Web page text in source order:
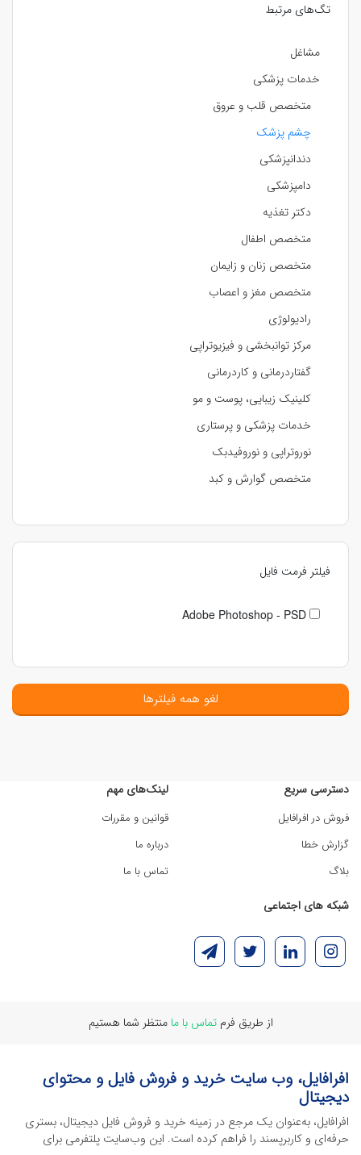
تگ‌های مرتبط
مشاغل
خدمات پزشکی
متخصص قلب و عروق
چشم پزشک
دندانپزشکی
دامپزشکی
دکتر تغذیه
متخصص اطفال
متخصص زنان و زایمان
متخصص مغز و اعصاب
رادیولوژی
مرکز توانبخشی و فیزیوتراپی
گفتاردرمانی و کاردرمانی
کلینیک زیبایی، پوست و مو
خدمات پزشکی و پرستاری
نوروتراپی و نوروفیدبک
متخصص گوارش و کبد
فیلتر فرمت فایل
Adobe Photoshop - PSD
لغو همه فیلترها
دسترسی سریع
فروش در افرافایل
گزارش خطا
بلاگ
لینک‌های مهم
قوانین و مقررات
درباره ما
تماس با ما
شبکه های اجتماعی
از طریق فرمتماس با ما منتظر شما هستیم
افرافایل، وب سایت خرید و فروش فایل و محتوای
دیجیتال
افرافایل، به‌عنوان یک مرجع در زمینه خرید و فروش فایل دیجیتال، بستری
حرفه‌ای و کاربرپسند را فراهم کرده است. این وب‌سایت‌ پلتفرمی برای